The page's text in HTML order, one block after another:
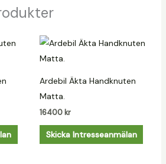
Ardebil Äkta Handknuten
Matta.
16400 kr
Skicka Intresseanmälan